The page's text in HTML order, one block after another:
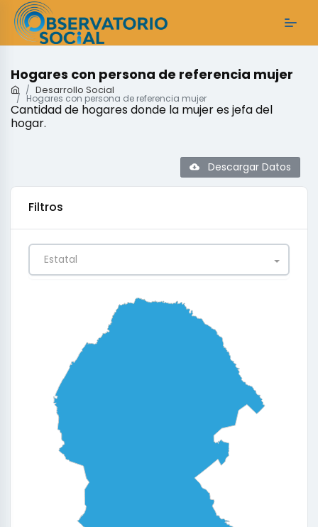
Hogares con persona de referencia mujer
Desarrollo Social
Hogares con persona de referencia mujer
Cantidad de hogares donde la mujer es jefa del
hogar.
Descargar Datos
Filtros
Estatal